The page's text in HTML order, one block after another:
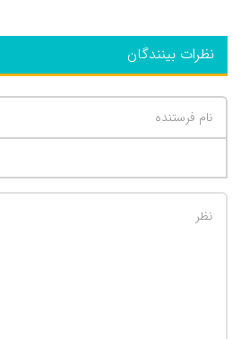
نظرات بینندگان